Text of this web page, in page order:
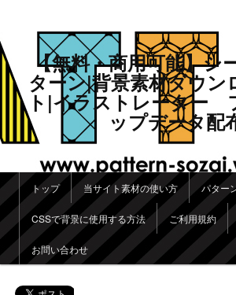
【無料・商用可能】シ
ターン|背景素材ダウン
ト|イラストレーター
ップデータ配
メインメニュー
メインコンテンツへ移動
サブコンテンツへ移動
トップ 当サイト素材の使い方 パター
CSSで背景に使用する方法 ご利用規約
お問い合わせ